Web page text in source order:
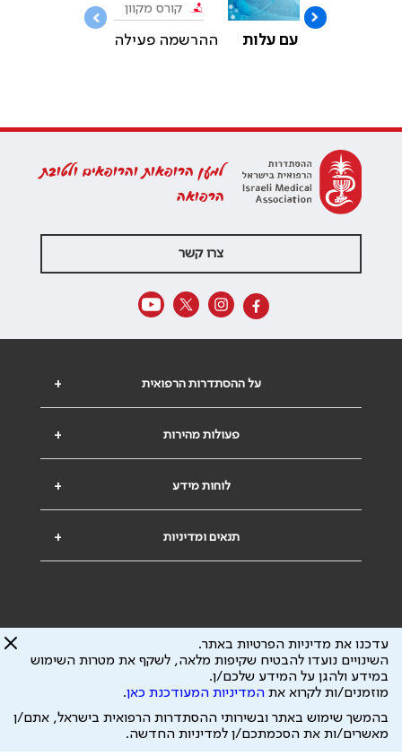
Practice
קורס מקוון
עם עלות ההרשמה פעילה
למען הרופאות והרופאים ולטובת
הרפואה
צרו קשר
+ על ההסתדרות הרפואית
+ פעולות מהירות
+ לוחות מידע
+ תנאים ומדיניות
הבהרה משפטית: כל נושא המופיע באתר זה נועד להשכלה בלבד ואין לראות בו
ייעוץ רפואי או משפטי. אין הר"י אחראית לתוכן המתפרסם באתר זה ולכל נזק
ידוע לי שהר"י אוספת ושומרת מידע אישי לצורך מתן השרות וכי חלק ממנו עשוי
להיות מועבר לצדדים שלישיים, הכל בכפוף ל מדיניות הפרטיות
עדכנו את מדיניות הפרטיות באתר.
השינויים נועדו להבטיח שקיפות מלאה, לשקף את מטרות השימוש
במידע ולהגן על המידע שלכם/ן.
מוזמנים/ות לקרוא את המדיניות המעודכנת כאן.
בהמשך שימוש באתר ובשירותי ההסתדרות הרפואית בישראל, אתם/ן
מאשרים/ות את הסכמתכם/ן למדיניות החדשה.